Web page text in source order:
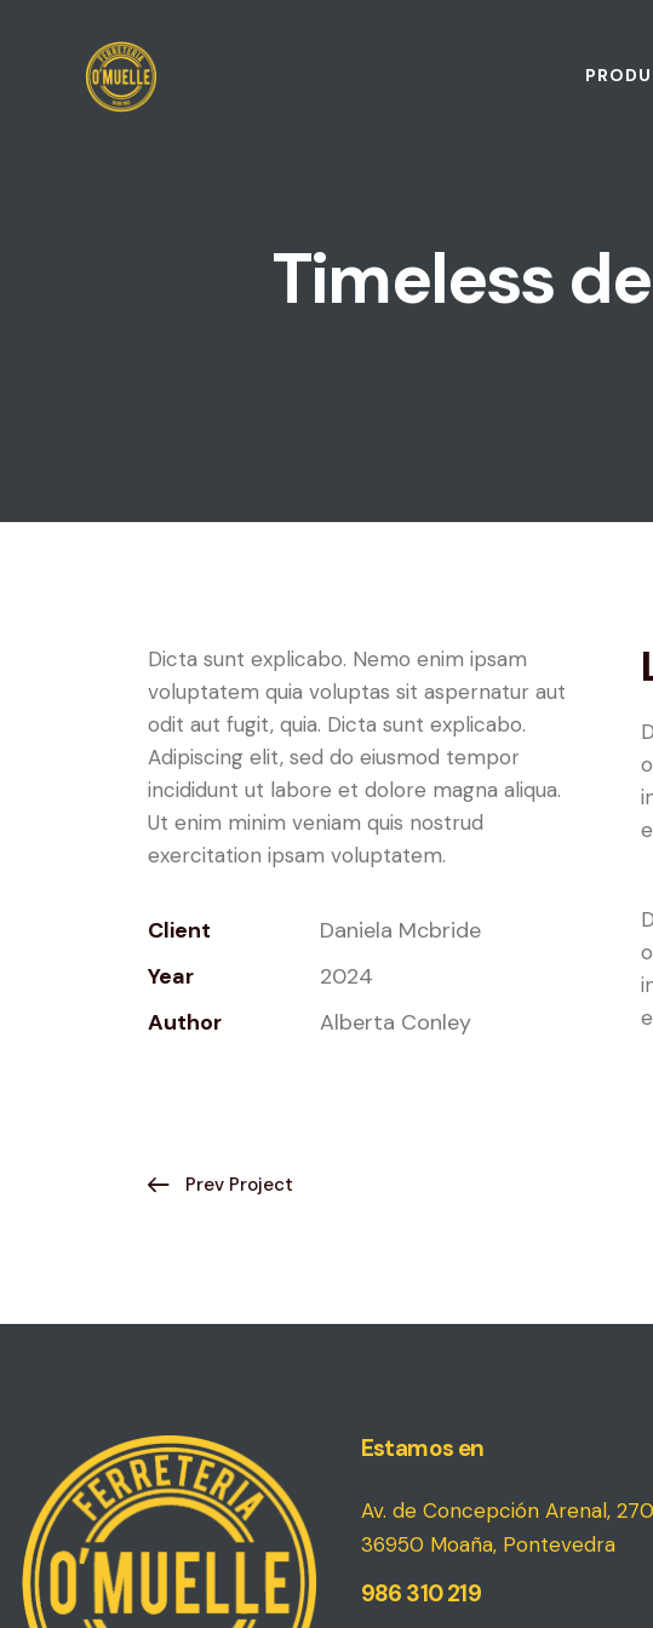
Timeless
Dicta sunt explicabo. Nemo enim ipsam
voluptatem quia voluptas sit aspernatur aut
odit aut fugit, quia. Dicta sunt explicabo.
Adipiscing elit, sed do eiusmod tempor
incididunt ut labore et dolore magna aliqua.
Ut enim minim veniam quis nostrud
exercitation ipsam voluptatem.
Client
Daniela Mcbride
Year
2024
Author
Alberta Conley
Prev Project
Estamos en
Av. de Concepción Arenal, 270
36950 Moaña, Pontevedra
986 310 219